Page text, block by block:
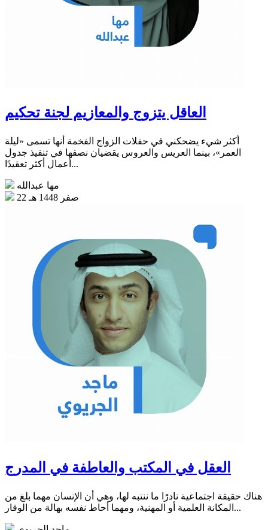
العاقل يتزوج والمعازيم لجنة تحكيم
أكثر شيء يضحكني في حفلات الزواج الفخمة أنها تسمى «ليلة
العمر»، بينما العريس والعروس يقضيان نصفها في تنفيذ جدول
أعمال أكثر تعقيدًا...
مها عبدالله
22 صفر 1448 هـ
العقل في المكتب والعاطفة في المدرج
هناك حقيقة اجتماعية نادرًا ما ننتبه لها، وهي أن الإنسان مهما بلغ من
المكانة العلمية أو المهنية، ومهما أحاط نفسه بهالة من الوقار...